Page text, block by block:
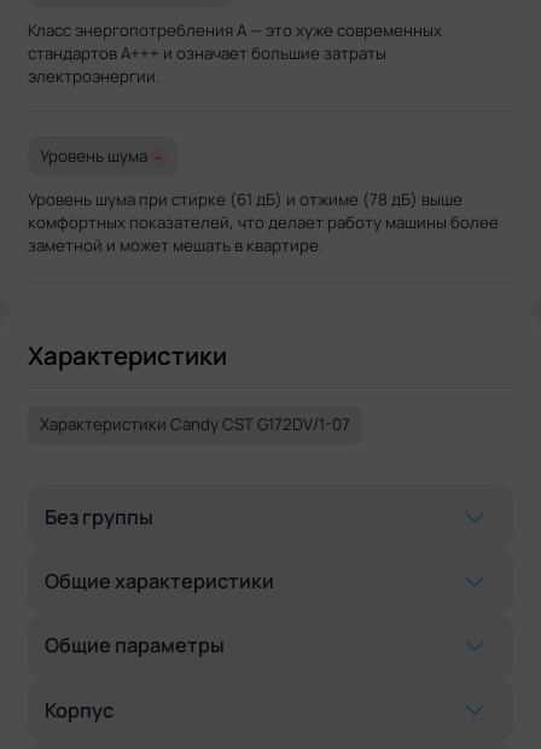
Класс энергопотребления A — это хуже современных
стандартов A+++ и означает большие затраты
электроэнергии.
Уровень шума -
Уровень шума при стирке (61 дБ) и отжиме (78 дБ) выше
комфортных показателей, что делает работу машины более
заметной и может мешать в квартире.
Характеристики
Характеристики Candy CST G172DV/1-07
Без группы
Общие характеристики
Общие параметры
Корпус